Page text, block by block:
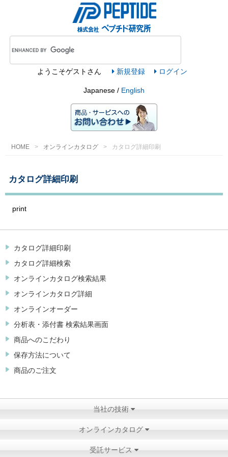
ようこそゲスト さん 新規登録 ログイン
Japanese / English
HOME オンラインカタログ カタログ詳細印刷
カタログ詳細印刷
print
カタログ詳細印刷
カタログ詳細検索
オンラインカタログ検索結果
オンラインカタログ詳細
オンラインオーダー
分析表・添付書 検索結果画面
商品へのこだわり
保存方法について
商品のご注文
当社の技術
オンラインカタログ
受託サービス